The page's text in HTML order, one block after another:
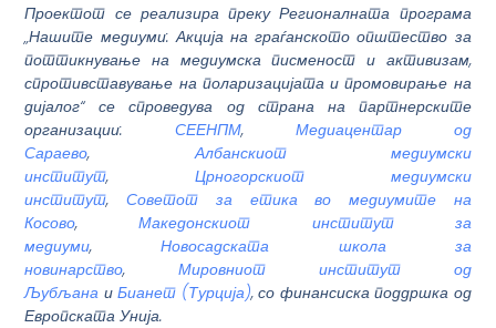
Проектот се реализира преку Регионалната програма
„Нашите медиуми: Акција на граѓанското општество за
поттикнување на медиумска писменост и активизам,
спротивставување на поларизацијата и промовирање на
дијалог“ се спроведува од страна на партнерските
организации:СЕЕНПМ, Медиацентар од
Сараево,Албанскиот медиумски
институт, Црногорскиот медиумски
институт,Советот за етика во медиумите на
Косово,Македонскиот институт за
медиуми,Новосадската школа за
новинарство,Мировниот институт од
Љубљана иБианет (Турција), со финансиска поддршка од
Европската Унија.